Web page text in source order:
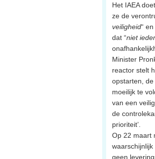
Het IAEA
ze de
veiligheid“ en
dat “niet
Minister
reactor stelt
opstarten,
moeilijk te
van een
de
prioriteit’.
Op 22 maart
geen